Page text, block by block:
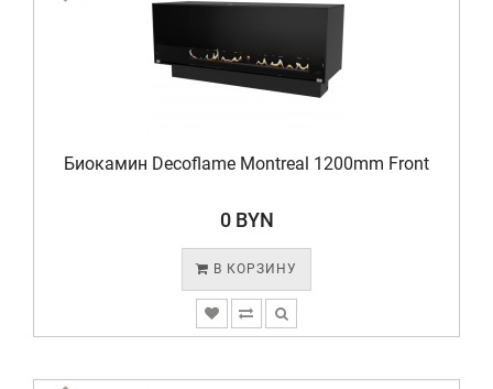
Биокамин Decoflame Montreal 1200mm Front
0 BYN
В КОРЗИНУ